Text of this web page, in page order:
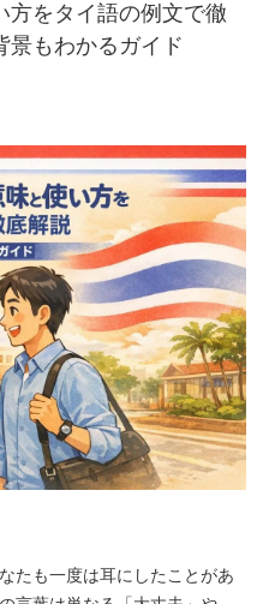
方をタイ語の例文で徹
景もわかるガイド
たも一度は耳にしたことがあ